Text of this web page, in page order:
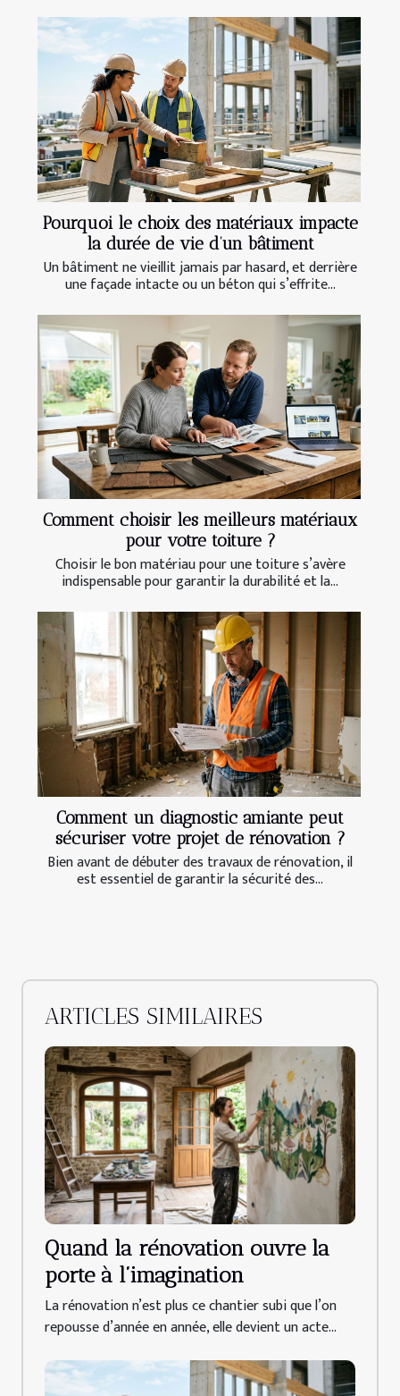
Pourquoi le choix des matériaux impacte
la durée de vie d’un bâtiment
Un bâtiment ne vieillit jamais par hasard, et derrière
une façade intacte ou un béton qui s’effrite...
Comment choisir les meilleurs matériaux
pour votre toiture ?
Choisir le bon matériau pour une toiture s’avère
indispensable pour garantir la durabilité et la...
Comment un diagnostic amiante peut
sécuriser votre projet de rénovation ?
Bien avant de débuter des travaux de rénovation, il
est essentiel de garantir la sécurité des...
ARTICLES SIMILAIRES
Quand la rénovation ouvre la
porte à l’imagination
La rénovation n’est plus ce chantier subi que l’on
repousse d’année en année, elle devient un acte...